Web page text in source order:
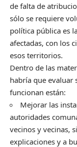
de falta de
sólo se requiere
política pública es
afectadas, con los
esos territorios.
Dentro de las
habría que evaluar
funcionan están:
Mejorar las
autoridades
vecinos y vecinas,
explicaciones y a